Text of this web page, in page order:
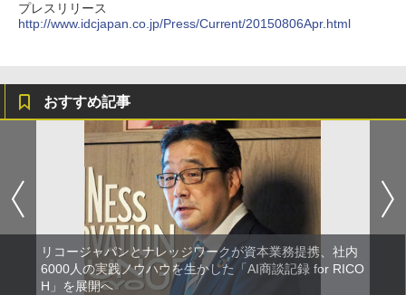
プレスリリース
http://www.idcjapan.co.jp/Press/Current/20150806Apr.html
おすすめ記事
リコージャパンとナレッジワークが資本業務提携、社内
6000人の実践ノウハウを生かした「AI商談記録 for RICO
H」を展開へ